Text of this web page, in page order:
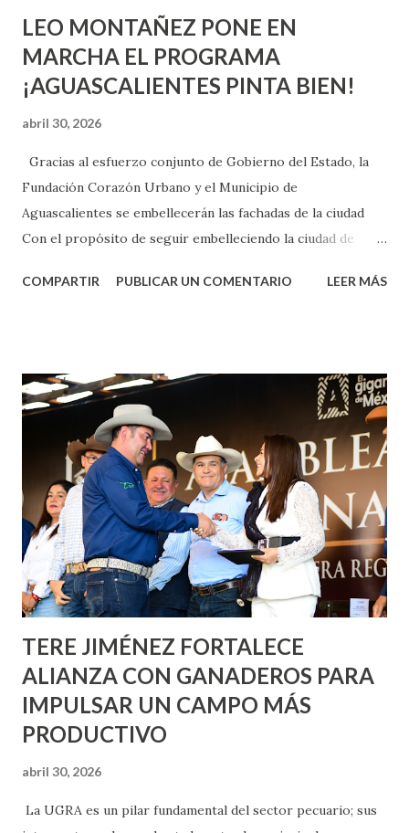
LEO MONTAÑEZ PONE EN
MARCHA EL PROGRAMA
¡AGUASCALIENTES PINTA BIEN!
abril 30, 2026
Gracias al esfuerzo conjunto de Gobierno del Estado, la
Fundación Corazón Urbano y el Municipio de
Aguascalientes se embellecerán las fachadas de la ciudad
Con el propósito de seguir embelleciendo la ciudad de
municipal, Leo Montañez dio inicio al programa
Corazón Urbano y el Municipio capital. Leo Montañez
informó que en este programa se usarán cerca de 90 mil
metros cuadrados de pintura, para dar inicio en la calle
Nieto, entre Jesús F. Elizondo y la calle 22 de Octubre, con
lo que se aplicará pintura en 66 casas. Posteriormente se
llevará este programa a Villas de Nuestra Señora de la
Asunción, Avenida Alameda y Decreto 27 de Septiembre, en
los edificios FOVISSSTE Ojo de Agua, en la comunidad
Norias de Paso Hondo y en los edificios de...
COMPARTIR PUBLICAR UN COMENTARIO LEER MÁS
TERE JIMÉNEZ FORTALECE
ALIANZA CON GANADEROS PARA
IMPULSAR UN CAMPO MÁS
PRODUCTIVO
abril 30, 2026
La UGRA es un pilar fundamental del sector pecuario; sus